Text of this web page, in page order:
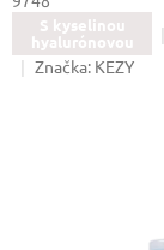
S kyselinou
hyalurónovou
Značka: KEZY